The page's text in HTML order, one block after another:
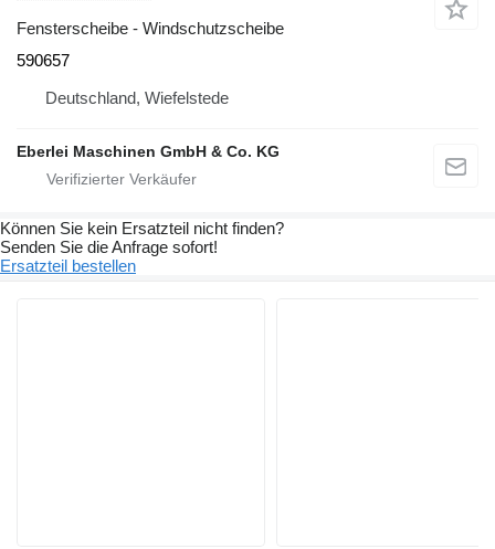
Fensterscheibe - Windschutzscheibe
590657
Deutschland, Wiefelstede
Eberlei Maschinen GmbH & Co. KG
Können Sie kein Ersatzteil nicht finden?
Senden Sie die Anfrage sofort!
Ersatzteil bestellen